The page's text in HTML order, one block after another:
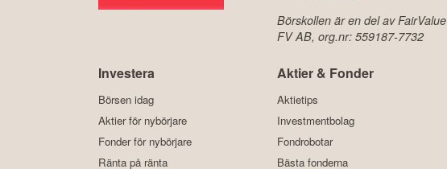
Börskollen är en del av FairValue
FV AB, org.nr: 559187-7732
Investera
Börsen idag
Aktier för nybörjare
Fonder för nybörjare
Ränta på ränta
Aktier & Fonder
Aktietips
Investmentbolag
Fondrobotar
Bästa fonderna